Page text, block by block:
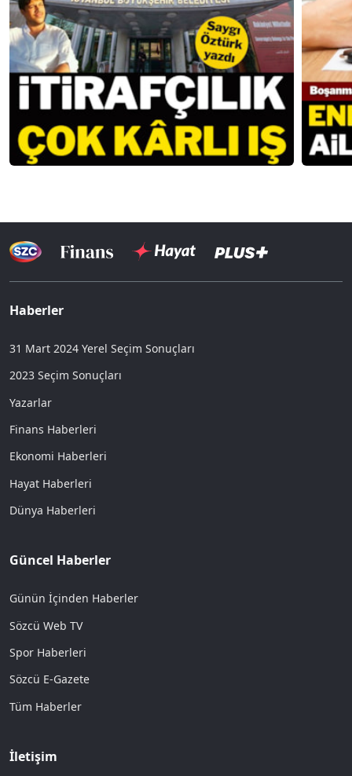
Haberler
31 Mart 2024 Yerel Seçim Sonuçları
2023 Seçim Sonuçları
Yazarlar
Finans Haberleri
Ekonomi Haberleri
Hayat Haberleri
Dünya Haberleri
Güncel Haberler
Günün İçinden Haberler
Sözcü Web TV
Spor Haberleri
Sözcü E-Gazete
Tüm Haberler
İletişim